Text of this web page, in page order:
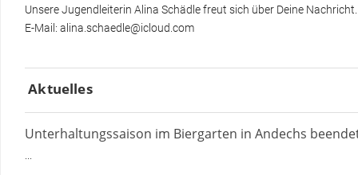
Unsere Jugendleiterin Alina Schädle freut sich über Deine Nachricht.
E-Mail: alina.schaedle@icloud.com
Aktuelles
Unterhaltungssaison im Biergarten in Andechs